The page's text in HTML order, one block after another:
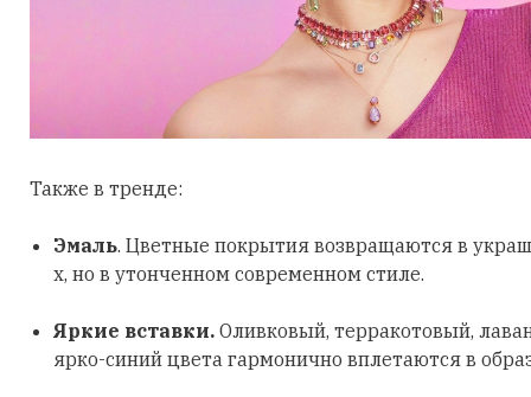
Также в тренде:
Эмаль. Цветные покрытия возвращаются в
х, но в утонченном современном стиле.
Яркие вставки. Оливковый, терракотовый,
ярко-синий цвета гармонично вплетаются в